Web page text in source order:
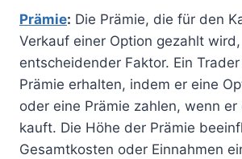
Prämie: Die Prämie, die für den
Verkauf einer Option gezahlt
entscheidender Faktor. Ein
Prämie erhalten, indem er eine
oder eine Prämie zahlen, wenn er
kauft. Die Höhe der Prämie
Gesamtkosten oder Einnahmen